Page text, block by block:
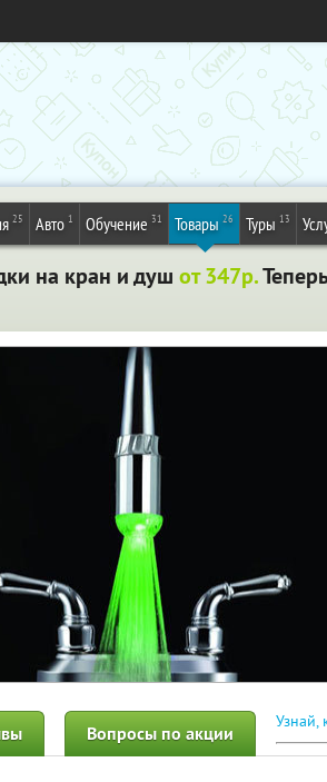
25 Авто 1 Обучение 31 Товары 26 Туры 13
на кран и душ от 347р.
Вопросы по акции
Узнай,